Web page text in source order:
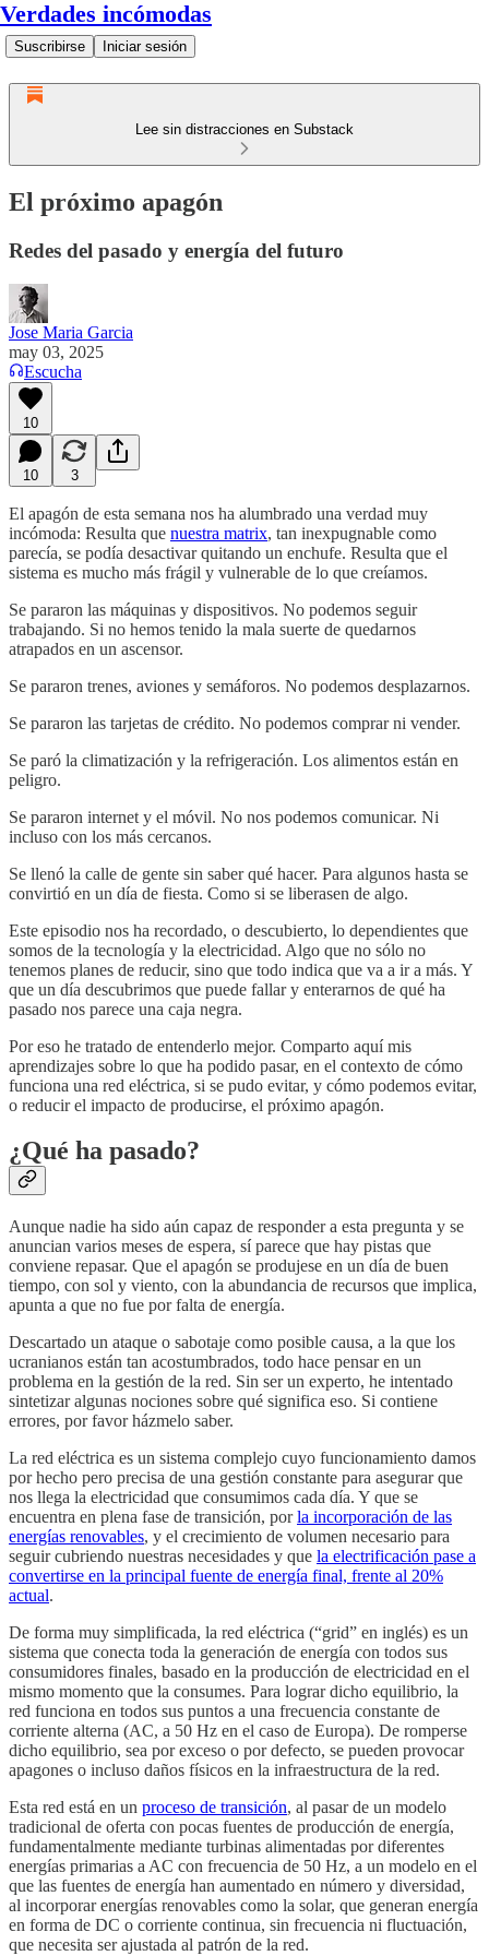
Verdades incómodas
Suscribirse Iniciar sesión
Lee sin distracciones en Substack
El próximo apagón
Redes del pasado y energía del futuro
Jose Maria Garcia
may 03, 2025
Escucha
10
10 3
El apagón de esta semana nos ha alumbrado una verdad muy
incómoda: Resulta que nuestra matrix, tan inexpugnable como
parecía, se podía desactivar quitando un enchufe. Resulta que el
sistema es mucho más frágil y vulnerable de lo que creíamos.
Se pararon las máquinas y dispositivos. No podemos seguir
trabajando. Si no hemos tenido la mala suerte de quedarnos
atrapados en un ascensor.
Se pararon trenes, aviones y semáforos. No podemos desplazarnos.
Se pararon las tarjetas de crédito. No podemos comprar ni vender.
Se paró la climatización y la refrigeración. Los alimentos están en
peligro.
Se pararon internet y el móvil. No nos podemos comunicar. Ni
incluso con los más cercanos.
Se llenó la calle de gente sin saber qué hacer. Para algunos hasta se
convirtió en un día de fiesta. Como si se liberasen de algo.
Este episodio nos ha recordado, o descubierto, lo dependientes que
somos de la tecnología y la electricidad. Algo que no sólo no
tenemos planes de reducir, sino que todo indica que va a ir a más. Y
que un día descubrimos que puede fallar y enterarnos de qué ha
pasado nos parece una caja negra.
Por eso he tratado de entenderlo mejor. Comparto aquí mis
aprendizajes sobre lo que ha podido pasar, en el contexto de cómo
funciona una red eléctrica, si se pudo evitar, y cómo podemos evitar,
o reducir el impacto de producirse, el próximo apagón.
¿Qué ha pasado?
Aunque nadie ha sido aún capaz de responder a esta pregunta y se
anuncian varios meses de espera, sí parece que hay pistas que
conviene repasar. Que el apagón se produjese en un día de buen
tiempo, con sol y viento, con la abundancia de recursos que implica,
apunta a que no fue por falta de energía.
Descartado un ataque o sabotaje como posible causa, a la que los
ucranianos están tan acostumbrados, todo hace pensar en un
problema en la gestión de la red. Sin ser un experto, he intentado
sintetizar algunas nociones sobre qué significa eso. Si contiene
errores, por favor házmelo saber.
La red eléctrica es un sistema complejo cuyo funcionamiento damos
por hecho pero precisa de una gestión constante para asegurar que
nos llega la electricidad que consumimos cada día. Y que se
encuentra en plena fase de transición, porla incorporación de las
energías renovables, y el crecimiento de volumen necesario para
seguir cubriendo nuestras necesidades y que la electrificación pase a
convertirse en la principal fuente de energía final, frente al 20%
actual.
De forma muy simplificada, la red eléctrica (“grid” en inglés) es un
sistema que conecta toda la generación de energía con todos sus
consumidores finales, basado en la producción de electricidad en el
mismo momento que la consumes. Para lograr dicho equilibrio, la
red funciona en todos sus puntos a una frecuencia constante de
corriente alterna (AC, a 50 Hz en el caso de Europa). De romperse
dicho equilibrio, sea por exceso o por defecto, se pueden provocar
apagones o incluso daños físicos en la infraestructura de la red.
Esta red está en un proceso de transición, al pasar de un modelo
tradicional de oferta con pocas fuentes de producción de energía,
fundamentalmente mediante turbinas alimentadas por diferentes
energías primarias a AC con frecuencia de 50 Hz, a un modelo en el
que las fuentes de energía han aumentado en número y diversidad,
al incorporar energías renovables como la solar, que generan energía
en forma de DC o corriente continua, sin frecuencia ni fluctuación,
que necesita ser ajustada al patrón de la red.